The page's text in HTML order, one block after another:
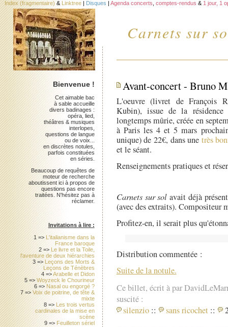
Carnets sur
Index (fragmentaire) & Linktree | Disques | Agenda concerts comptes-rendus & 1 jour, 1
Avant-concert - Bruno
L'oeuvre (livret de François
Kubin), issue de la
longtemps mûrie, créée en
à Paris les 4 et 5 mars
unique) de 22€, dans une très
et le séant.
Renseignements pratiques et
Carnets sur sol avait déjà
(avec des extraits). Compositeur
Profitez-en, il serait plus
Distribution commentée :
Suite de la notule.
Ce billet, écrit à par
suscité :
silenzio :: sans ricochet ::
Bienvenue !
Cet aimable bac
à sable accueille
divers badinages :
opéra, lied,
théâtres & musiques
interlopes,
questions de langue
ou de voix...
en discrètes notules,
parfois constituées
en séries.
Beaucoup de requêtes de
moteur de recherche
aboutissent ici à propos de
questions pas encore
traitées. N'hésitez pas à
réclamer.
Invitations à lire :
1 => L'italianisme dans la
France baroque
2 => Le livre et la Toile,
l'aventure de deux hiérarchies
3 => Leçons des Morts &
Leçons de Ténèbres
4 =>Arabelle et Didon
5 =>Woyzeck le Chourineur
6 => Nasal ou engorgé ?
7 =>Voix de poitrine, de tête &
mixte
8 => Les trois vertus
cardinales de la mise en
scène
9 => Feuilleton sériel